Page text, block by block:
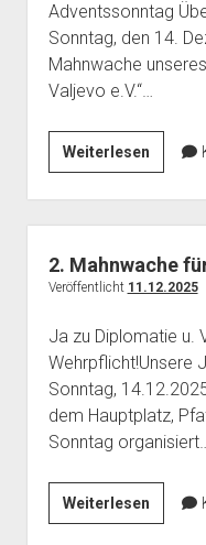
Adventssonntag
Sonntag, den 14.
Mahnwache
Valjevo e.V.“…
Weiterlesen
suchen
und
Krieg
2. Mahnwache
Veröffentlicht 11.12.2025
Ja zu Diplomatie u.
Wehrpflicht!Unsere
Sonntag,
dem Hauptplatz,
Sonntag
Weiterlesen2.